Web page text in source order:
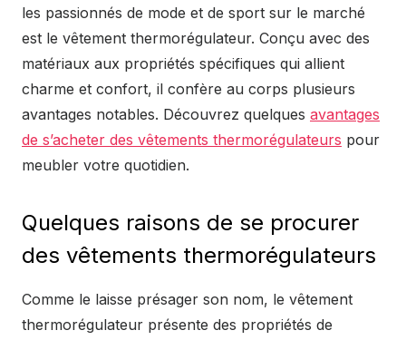
les passionnés de mode et de sport sur le marché
est le vêtement thermorégulateur. Conçu avec des
matériaux aux propriétés spécifiques qui allient
charme et confort, il confère au corps plusieurs
avantages notables. Découvrez quelques avantages
de s’acheter des vêtements thermorégulateurs pour
meubler votre quotidien.
Quelques raisons de se procurer
des vêtements thermorégulateurs
Comme le laisse présager son nom, le vêtement
thermorégulateur présente des propriétés de